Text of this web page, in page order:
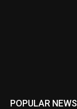
POPULAR NEWS